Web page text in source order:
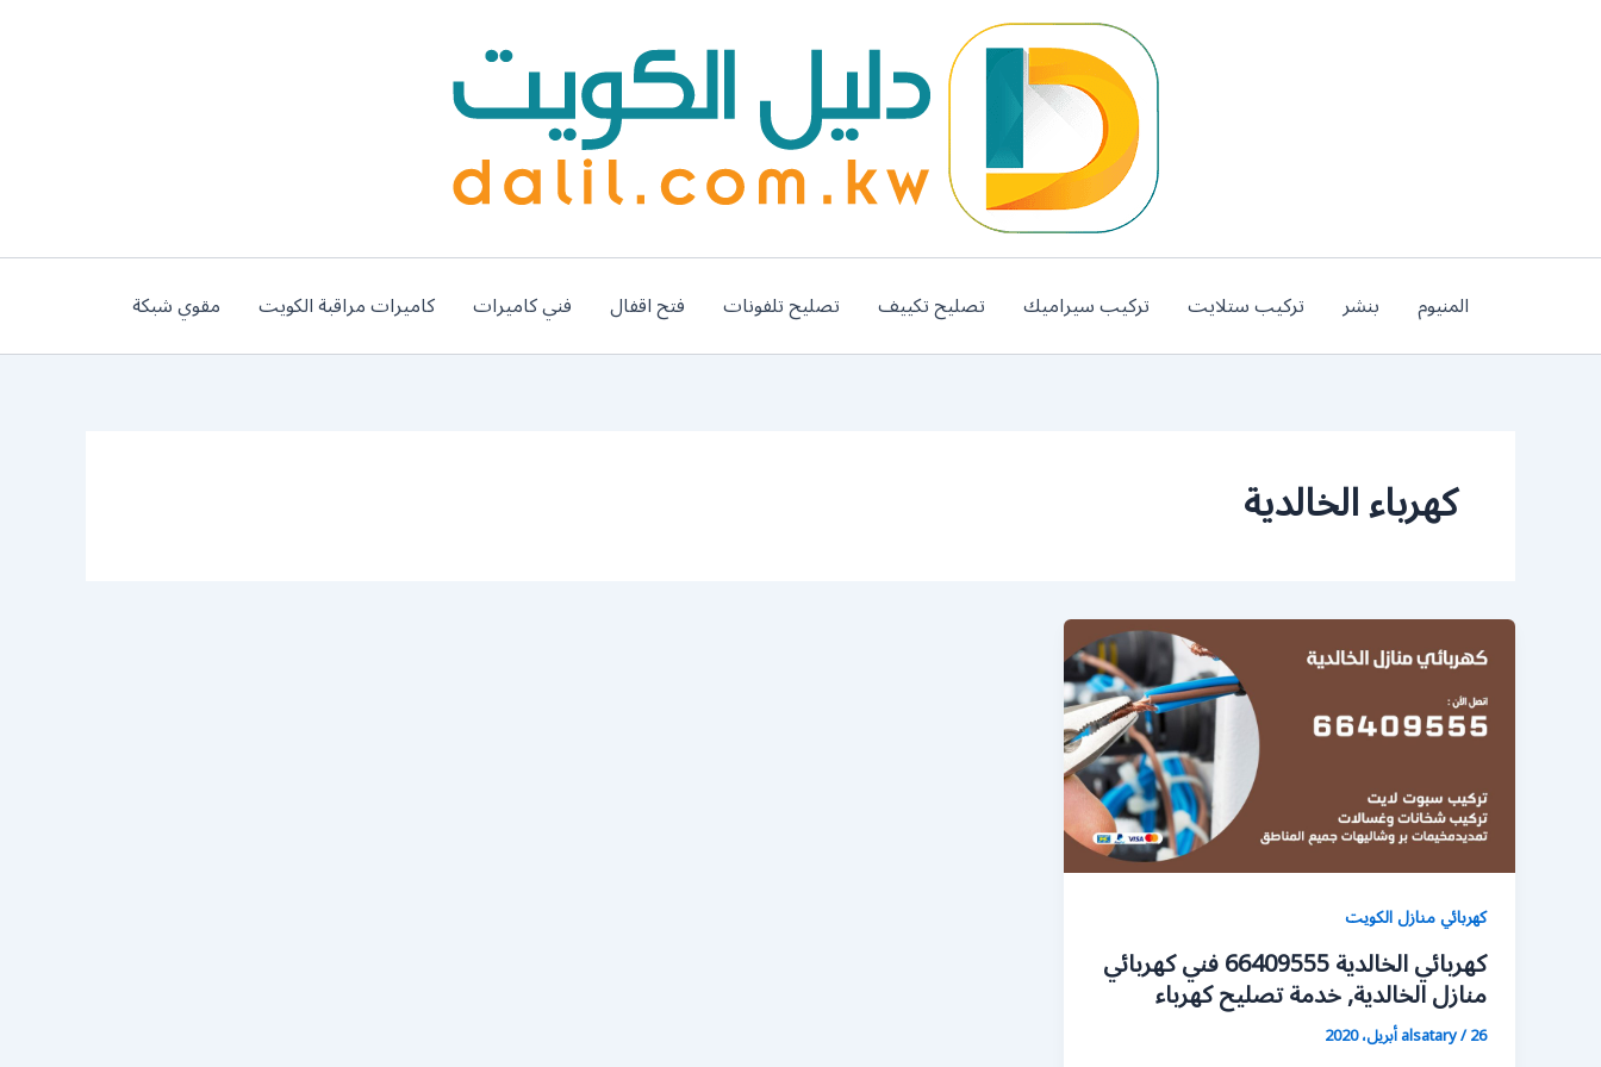
المنيوم بنشر تركيب ستلايت تركيب سيراميك تصليح تكييف تصليح تلفونات فتح اقفال فني كاميرات كاميرات مراقبة الكويت مقوي شبكة
كهرباء الخالدية
كهربائي منازل الكويت
كهربائي الخالدية 66409555 فني كهربائي
منازل الخالدية, خدمة تصليح كهرباء
alsatary/26 أبريل، 2020